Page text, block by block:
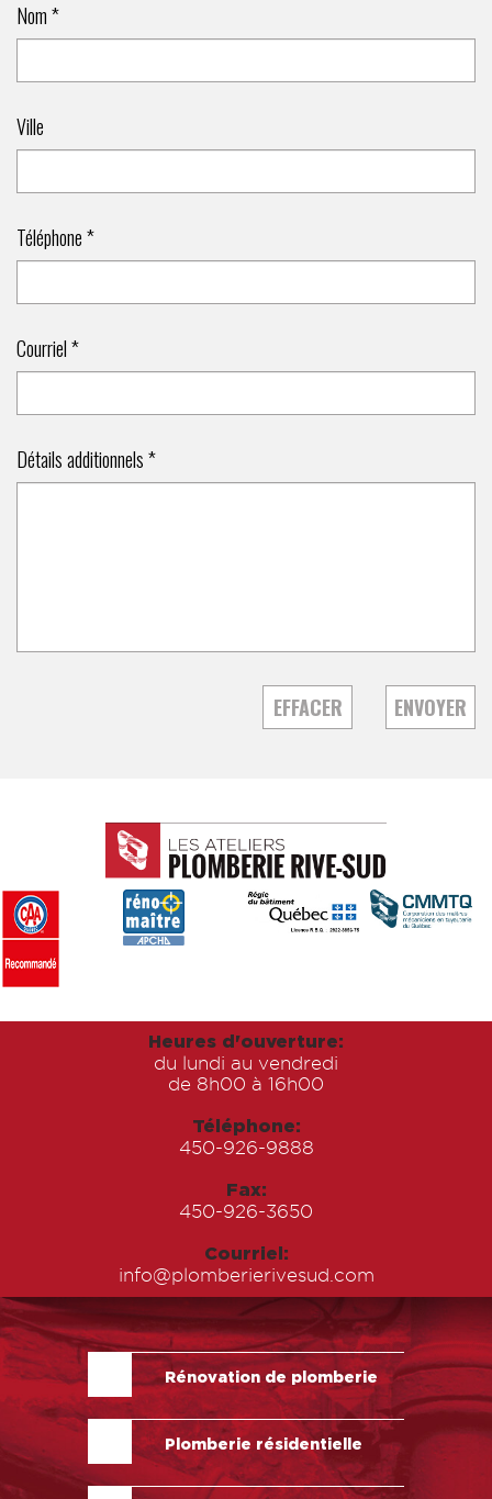
Nom *
Ville
Téléphone *
Courriel *
Détails additionnels *
EFFACER ENVOYER
Heures d'ouverture:
du lundi au vendredi
de 8h00 à 16h00
Téléphone:
450-926-9888
Fax:
450-926-3650
Courriel:
info@plomberierivesud.com
Rénovation de plomberie
Plomberie résidentielle